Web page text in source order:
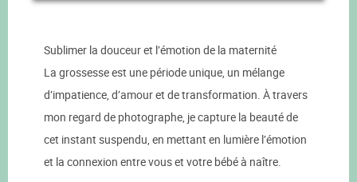
Sublimer la douceur et l’émotion de la maternité
La grossesse est une période unique, un mélange
d’impatience, d’amour et de transformation. À travers
mon regard de photographe, je capture la beauté de
cet instant suspendu, en mettant en lumière l’émotion
et la connexion entre vous et votre bébé à naître.